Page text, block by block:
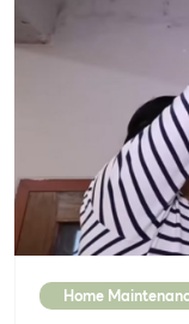
ก็อาจกลายเป็นเ
งานช่าง อะไรที่ซ่อ
บ้านไปจนถึงฝ้าเพ
ซ่อมแซมที่เราต้อ
อุปกรณ์ให้พร้อม แ
อ่าน : “ผนังร้าว” ซ่
คู่อริตลอดกาลขอ
จะเกิดสนิมได้เร็วก
Home